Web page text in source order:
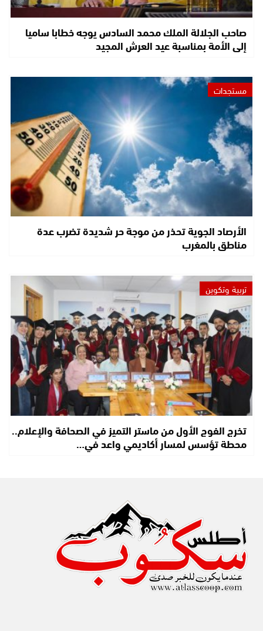
صاحب الجلالة الملك محمد السادس يوجه خطابا ساميا
إلى الأمة بمناسبة عيد العرش المجيد
مستجدات
الأرصاد الجوية تحذر من موجة حر شديدة تضرب عدة
مناطق بالمغرب
تربية وتكوين
تخرج الفوج الأول من ماستر التميز في الصحافة والإعلام..
محطة تؤسس لمسار أكاديمي واعد في…